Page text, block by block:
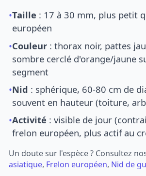
•Taille : 17 à 30 mm, plus petit
européen
•Couleur : thorax noir, pattes
sombre cerclé d'orange/jaune
segment
•Nid : sphérique, 60-80 cm de
souvent en hauteur (toiture,
•Activité : visible de jour
frelon européen, plus actif au
Un doute sur l'espèce ? Consultez
asiatique, Frelon européen, Nid de